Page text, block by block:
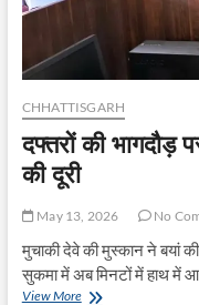
सांसद
नाग
CHHATTISGARH
दफ्तरों की भागदौड़
की दूरी
May 13, 2026 No
मुचाकी देवे की मुस्कान ने बयां
सुकमा में अब मिनटों में हाथ में
View Moreदफ्तरों